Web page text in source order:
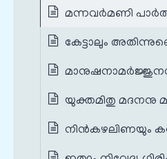
മന്നവർമണി
കേട്ടാലും
യുക്തമിതു മദനനു
നിൻകഴലിണയും